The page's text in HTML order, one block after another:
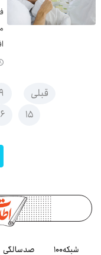
قبلی ۹
۱۵
شبکه۱۰۰ صدسالگی